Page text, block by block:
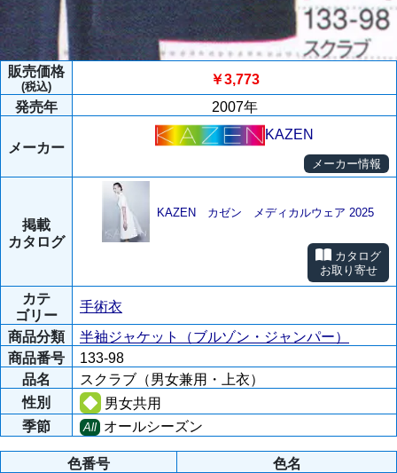
販売価格
(税込)
￥3,773
発売年
2007年
メーカー
KAZEN
メーカー情報
掲載
カタログ
KAZEN カゼン メディカルウェア 2025
カタログ
お取り寄せ
カテ
ゴリー
手術衣
商品分類
半袖ジャケット（ブルゾン・ジャンパー）
商品番号
133-98
品名
スクラブ（男女兼用・上衣）
性別
男女共用
季節
All オールシーズン
色番号
色名